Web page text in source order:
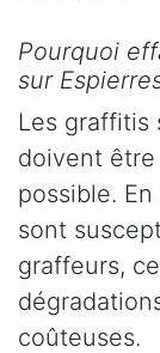
Pourquoi
sur
Les graffitis
doivent
possible.
sont
graffeurs,
coûteuses.